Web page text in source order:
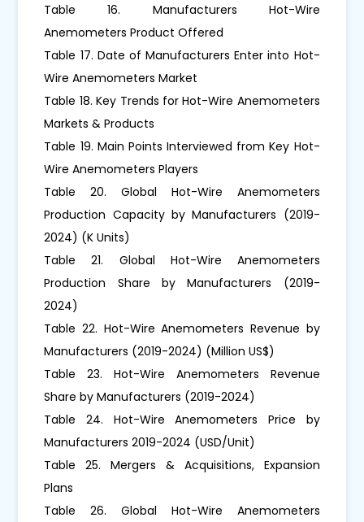
Table 16. Manufacturers Hot-Wire
Anemometers Product Offered
Table 17. Date of Manufacturers Enter into Hot-
Wire Anemometers Market
Table 18. Key Trends for Hot-Wire Anemometers
Markets & Products
Table 19. Main Points Interviewed from Key Hot-
Wire Anemometers Players
Table 20. Global Hot-Wire Anemometers
Production Capacity by Manufacturers (2019-
2024) (K Units)
Table 21. Global Hot-Wire Anemometers
Production Share by Manufacturers (2019-
2024)
Table 22. Hot-Wire Anemometers Revenue by
Manufacturers (2019-2024) (Million US$)
Table 23. Hot-Wire Anemometers Revenue
Share by Manufacturers (2019-2024)
Table 24. Hot-Wire Anemometers Price by
Manufacturers 2019-2024 (USD/Unit)
Table 25. Mergers & Acquisitions, Expansion
Plans
Table 26. Global Hot-Wire Anemometers